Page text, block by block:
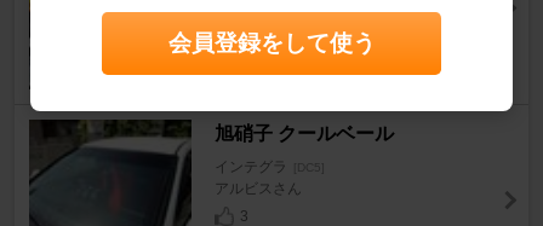
旭硝子 クールベール
インテグラ [DC5]
アルビスさん
3
会員登録をして使う